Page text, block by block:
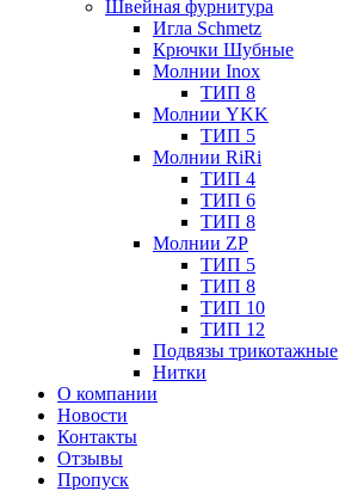
Швейная фурнитура
Игла Schmetz
Крючки Шубные
Молнии Inox
ТИП 8
Молнии YKK
ТИП 5
Молнии RiRi
ТИП 4
ТИП 6
ТИП 8
Молнии ZP
ТИП 5
ТИП 8
ТИП 10
ТИП 12
Подвязы трикотажные
Нитки
О компании
Новости
Контакты
Отзывы
Пропуск